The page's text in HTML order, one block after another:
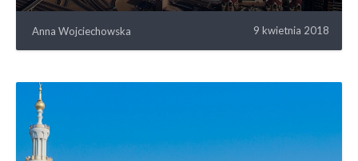
Anna Wojciechowska 9 kwietnia 2018